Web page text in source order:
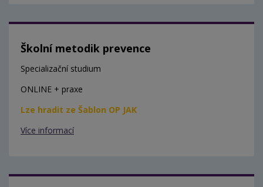
Školní metodik prevence
Specializační studium
ONLINE + praxe
Lze hradit ze Šablon OP JAK
Více informací